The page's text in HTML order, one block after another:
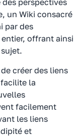
perspectives
un Wiki consacré
par des
offrant ainsi
créer des liens
la
facilement
les liens
et